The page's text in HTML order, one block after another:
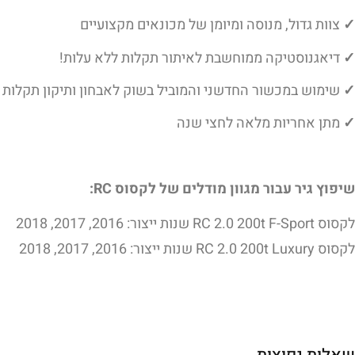
✓ צוות גדול, מנוסה ומיומן של מכונאים מקצועיים
✓ דיאגנוסטיקה ממוחשבת לאיתור תקלות ללא עלות!
✓ שימוש במכשור החדשני והמוביל בשוק לאבחון ותיקון תקלות
✓ מתן אחריות מלאה לחצי שנה
שיפוץ גיר עבור מגוון מודלים של לקסוס RC:
לקסוס RC 2.0 200t F-Sport שנות ייצור: 2016, 2017, 2018
לקסוס RC 2.0 200t Luxury שנות ייצור: 2016, 2017, 2018